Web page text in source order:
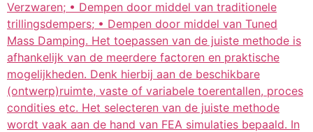
Verzwaren; • Dempen door middel van traditionele
trillingsdempers; • Dempen door middel van Tuned
Mass Damping. Het toepassen van de juiste methode is
afhankelijk van de meerdere factoren en praktische
mogelijkheden. Denk hierbij aan de beschikbare
(ontwerp)ruimte, vaste of variabele toerentallen, proces
condities etc. Het selecteren van de juiste methode
wordt vaak aan de hand van FEA simulaties bepaald. In